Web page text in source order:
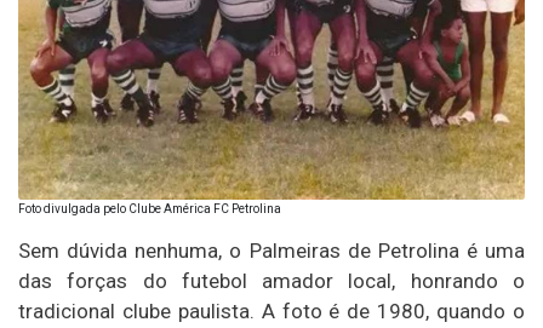
Foto divulgada pelo Clube América FC Petrolina
Sem dúvida nenhuma, o Palmeiras de Petrolina é uma
das forças do futebol amador local, honrando o
tradicional clube paulista. A foto é de 1980, quando o